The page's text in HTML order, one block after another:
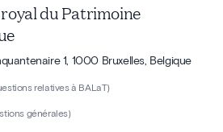
du Patrimoine
1, 1000 Bruxelles, Belgique
relatives à BALaT)
générales)